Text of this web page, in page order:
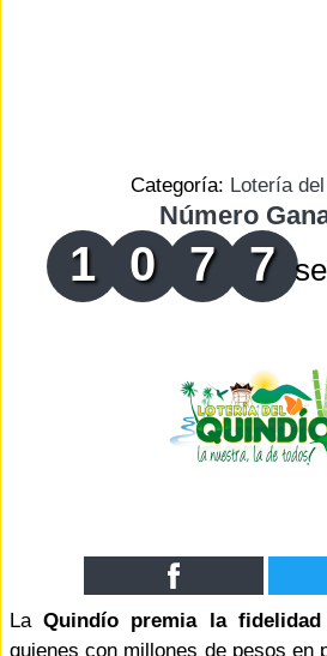
Categoría: Lotería
Número
1 0 7 7
LaQuindío premia la fidelidad
quienes con millones de pesos en